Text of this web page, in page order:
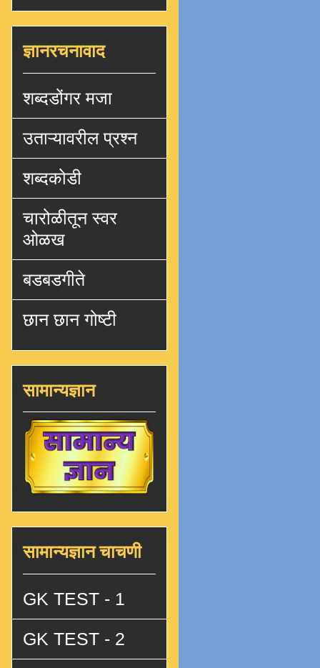
ज्ञानरचनावाद
शब्दडोंगर मजा
उताऱ्यावरील प्रश्न
शब्दकोडी
चारोळीतून स्वर
ओळख
बडबडगीते
छान छान गोष्टी
सामान्यज्ञान
सामान्यज्ञान चाचणी
GK TEST - 1
GK TEST - 2